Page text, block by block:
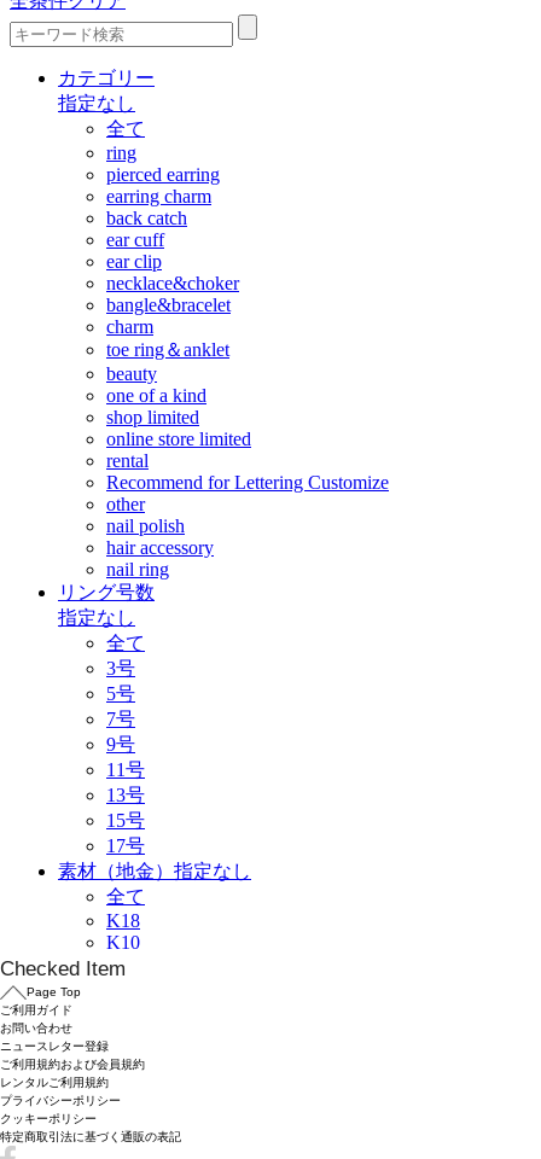
Checked Item
Page Top
ご利用ガイド
お問い合わせ
ニュースレター登録
ご利用規約および会員規約
レンタルご利用規約
プライバシーポリシー
クッキーポリシー
特定商取引法に基づく通販の表記